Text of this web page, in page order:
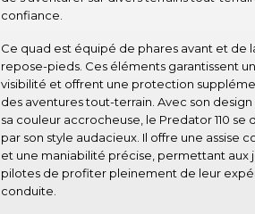
confiance.
Ce quad est équipé de phares avant et de
repose-pieds. Ces éléments garantissent
visibilité et offrent une protection
des aventures tout-terrain. Avec son
sa couleur accrocheuse, le Predator 110 se
par son style audacieux. Il offre une assise
et une maniabilité précise, permettant aux
pilotes de profiter pleinement de leur
conduite.